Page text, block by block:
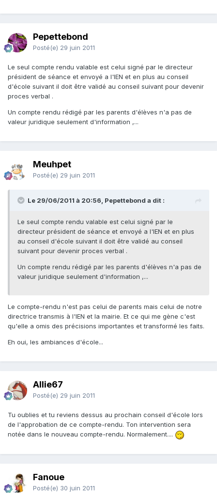
Pepettebond
Posté(e) 29 juin 2011
Le seul compte rendu valable est celui signé par le directeur
président de séance et envoyé a l'IEN et en plus au conseil
d'école suivant il doit être validé au conseil suivant pour devenir
proces verbal .
Un compte rendu rédigé par les parents d'élèves n'a pas de
valeur juridique seulement d'information ,...
Meuhpet
Posté(e) 29 juin 2011
Le 29/06/2011 à 20:56, Pepettebond a dit :
Le seul compte rendu valable est celui signé par le
directeur président de séance et envoyé a l'IEN et en plus
au conseil d'école suivant il doit être validé au conseil
suivant pour devenir proces verbal .
Un compte rendu rédigé par les parents d'élèves n'a pas de
valeur juridique seulement d'information ,...
Le compte-rendu n'est pas celui de parents mais celui de notre
directrice transmis à l'IEN et la mairie. Et ce qui me gène c'est
qu'elle a omis des précisions importantes et transformé les faits.
Eh oui, les ambiances d'école...
Allie67
Posté(e) 29 juin 2011
Tu oublies et tu reviens dessus au prochain conseil d'école lors
de l'approbation de ce compte-rendu. Ton intervention sera
notée dans le nouveau compte-rendu. Normalement....
Fanoue
Posté(e) 30 juin 2011